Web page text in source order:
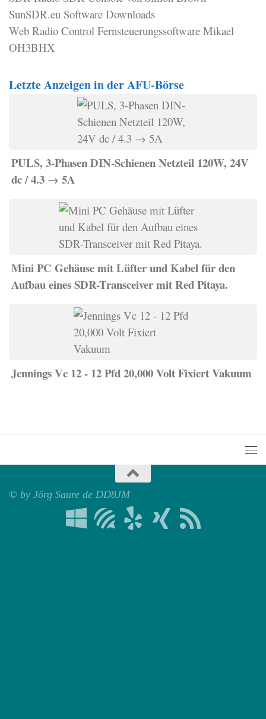
SunSDR.eu Software Downloads
Web Radio Control Fernsteuerungssoftware Mikael
OH3BHX
Letzte Anzeigen in der AFU-Börse
PULS, 3-Phasen DIN-Schienen Netzteil 120W, 24V
dc / 4.3 → 5A
Mini PC Gehäuse mit Lüfter und Kabel für den
Aufbau eines SDR-Transceiver mit Red Pitaya.
Jennings Vc 12 - 12 Pfd 20,000 Volt Fixiert Vakuum
© by Jörg Saure de DD8JM